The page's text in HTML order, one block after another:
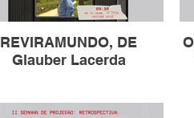
REVIRAMUNDO, DE
Glauber Lacerda